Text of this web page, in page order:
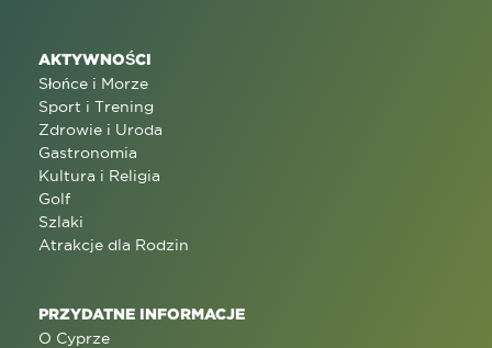
AKTYWNOŚCI
Słońce i Morze
Sport i Trening
Zdrowie i Uroda
Gastronomia
Kultura i Religia
Golf
Szlaki
Atrakcje dla Rodzin
PRZYDATNE INFORMACJE
O Cyprze